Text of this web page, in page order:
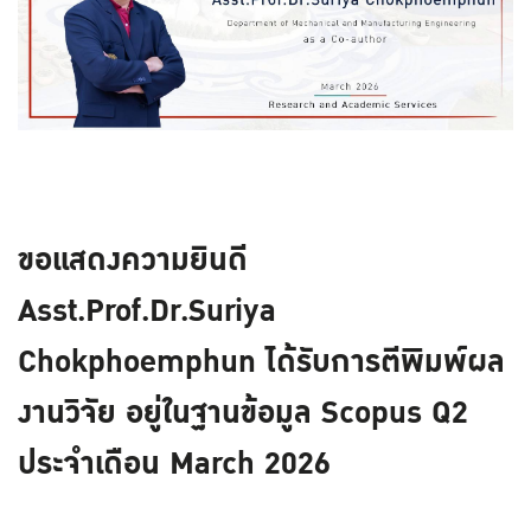
ขอแสดงความยินดี
Asst.Prof.Dr.Suriya
Chokphoemphun ได้รับการตีพิมพ์ผล
งานวิจัย อยู่ในฐานข้อมูล Scopus Q2
ประจำเดือน March 2026